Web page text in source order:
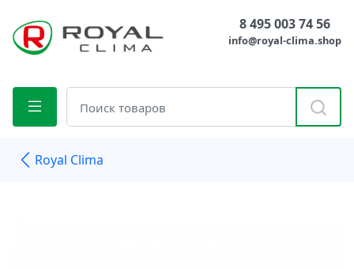
8 495 003 74 56
info@royal-clima.shop
Royal Clima